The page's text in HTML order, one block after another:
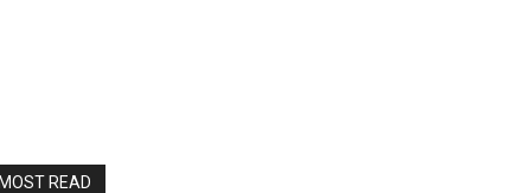
READ